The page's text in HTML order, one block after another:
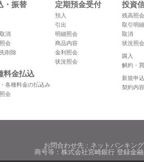
お問合わせ先：ネットバンキン
商号等：株式会社宮崎銀行 登録金